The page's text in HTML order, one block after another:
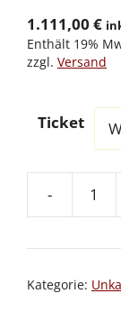
1.111,00 €
Enthält 19%
zzgl. Versand
Ticket
-
Kategorie: